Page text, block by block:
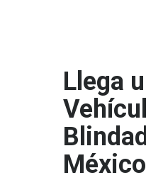
Llega
México